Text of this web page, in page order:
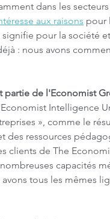
dans les
aux raisons pour
signifie pour la société
: nous avons
partie de l'Economist
Intelligence
», comme le
des ressources
clients de The
capacités
tous les mêmes